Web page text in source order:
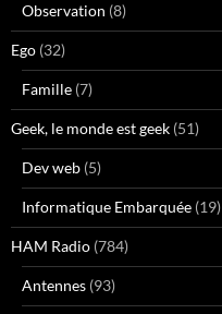
Observation (8)
Ego (32)
Famille (7)
Geek, le monde est geek (51)
Dev web (5)
Informatique Embarquée (19)
HAM Radio (784)
Antennes (93)